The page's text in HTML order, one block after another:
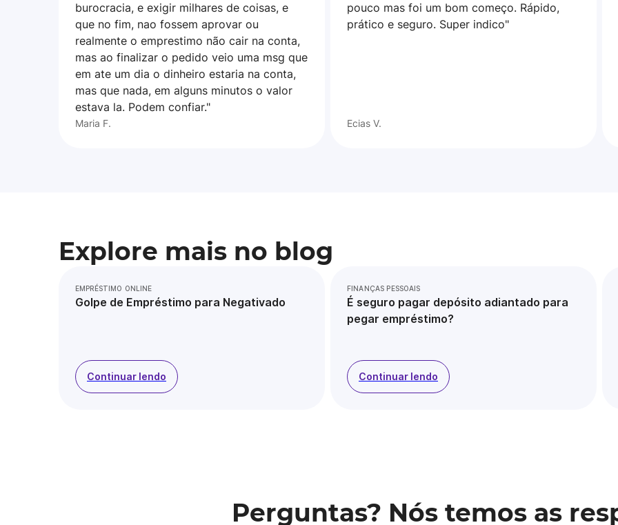
burocracia, e exigir milhares de coisas, e
que no fim, nao fossem aprovar ou
realmente o emprestimo não cair na conta,
mas ao finalizar o pedido veio uma msg que
em ate um dia o dinheiro estaria na conta,
mas que nada, em alguns minutos o valor
estava la. Podem confiar."
Maria F.
pouco mas foi um bom começo. Rápido,
prático e seguro. Super indico"
Ecias V.
Explore mais no blog
EMPRÉSTIMO ONLINE
Golpe de Empréstimo para Negativado
Continuar lendo
FINANÇAS PESSOAIS
É seguro pagar depósito adiantado para
pegar empréstimo?
Continuar lendo
Perguntas? Nós temos as